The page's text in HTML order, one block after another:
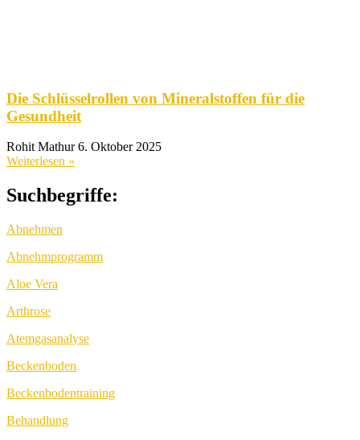
Die Schlüsselrollen von Mineralstoffen für die
Gesundheit
Rohit Mathur6. Oktober 2025
Weiterlesen »
Suchbegriffe:
Abnehmen
Abnehmprogramm
Aloe Vera
Arthrose
Atemgasanalyse
Beckenboden
Beckenbodentraining
Behandlung